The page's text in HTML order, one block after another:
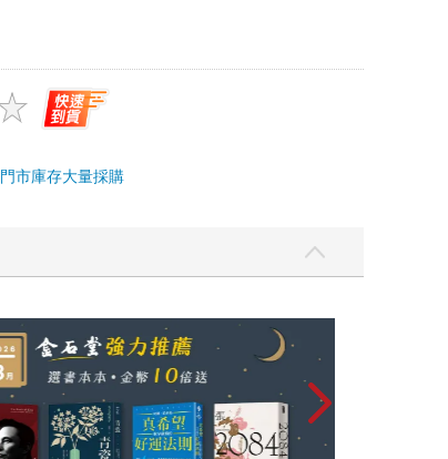
門市庫存大量採購